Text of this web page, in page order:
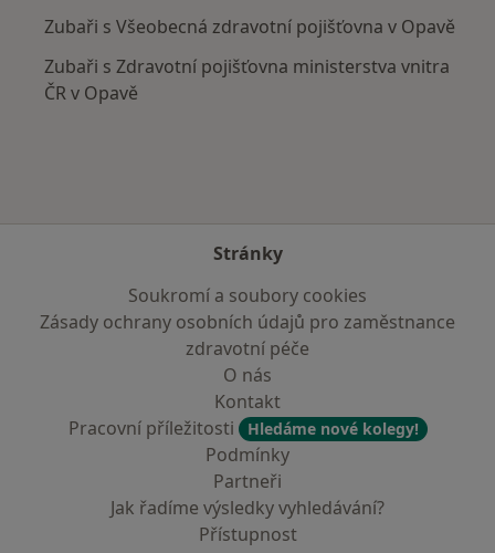
Zubaři s Všeobecná zdravotní pojišťovna v Opavě
Zubaři s Zdravotní pojišťovna ministerstva vnitra
ČR v Opavě
Stránky
Soukromí a soubory cookies
Zásady ochrany osobních údajů pro zaměstnance
zdravotní péče
O nás
Kontakt
Pracovní příležitosti
Hledáme nové kolegy!
Podmínky
Partneři
Jak řadíme výsledky vyhledávání?
Přístupnost